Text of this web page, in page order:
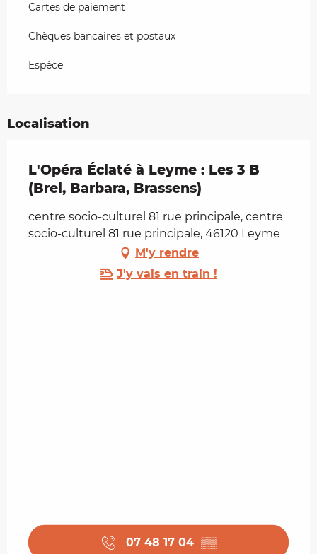
Cartes de paiement
Chèques bancaires et postaux
Espèce
Localisation
L'Opéra Éclaté à Leyme : Les 3 B
(Brel, Barbara, Brassens)
centre socio-culturel 81 rue principale, centre
socio-culturel 81 rue principale, 46120 Leyme
M'y rendre
J'y vais en train !
07 48 17 04 ▒▒